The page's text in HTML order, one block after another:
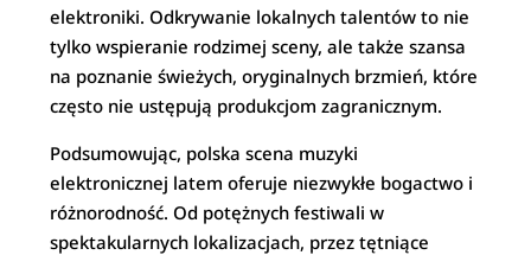
elektroniki. Odkrywanie lokalnych talentów to nie
tylko wspieranie rodzimej sceny, ale także szansa
na poznanie świeżych, oryginalnych brzmień, które
często nie ustępują produkcjom zagranicznym.
Podsumowując, polska scena muzyki
elektronicznej latem oferuje niezwykłe bogactwo i
różnorodność. Od potężnych festiwali w
spektakularnych lokalizacjach, przez tętniące